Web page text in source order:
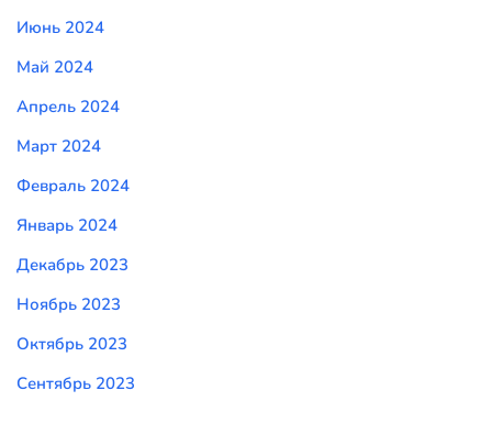
Июнь 2024
Май 2024
Апрель 2024
Март 2024
Февраль 2024
Январь 2024
Декабрь 2023
Ноябрь 2023
Октябрь 2023
Сентябрь 2023